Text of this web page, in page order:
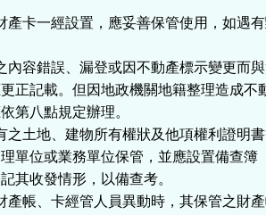
產卡一經設置，應妥善保管使用，如遇
內容錯誤、漏登或因不動產標示變更而
記載。但因地政機關地籍整理造成不
八點規定辦理。
之土地、建物所有權狀及他項權利證明
位或業務單位保管，並應設置備查簿
收發情形，以備查考。
產帳、卡經管人員異動時，其保管之財